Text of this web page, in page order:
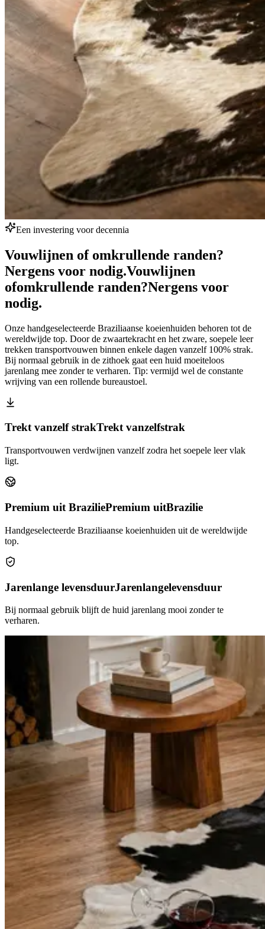
Een investering voor decennia
Vouwlijnen of omkrullende randen?
Nergens voor nodig.Vouwlijnen
ofomkrullende randen?Nergens voor
nodig.
Onze handgeselecteerde Braziliaanse koeienhuiden behoren tot de
wereldwijde top. Door de zwaartekracht en het zware, soepele leer
trekken transportvouwen binnen enkele dagen vanzelf 100% strak.
Bij normaal gebruik in de zithoek gaat een huid moeiteloos
jarenlang mee zonder te verharen. Tip: vermijd wel de constante
wrijving van een rollende bureaustoel.
Trekt vanzelf strakTrekt vanzelfstrak
Transportvouwen verdwijnen vanzelf zodra het soepele leer vlak
ligt.
Premium uit BraziliePremium uitBrazilie
Handgeselecteerde Braziliaanse koeienhuiden uit de wereldwijde
top.
Jarenlange levensduurJarenlangelevensduur
Bij normaal gebruik blijft de huid jarenlang mooi zonder te
verharen.